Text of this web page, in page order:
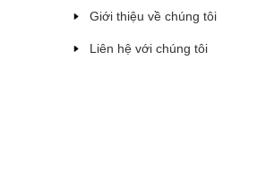
Giới thiệu về chúng tôi
Liên hệ với chúng tôi